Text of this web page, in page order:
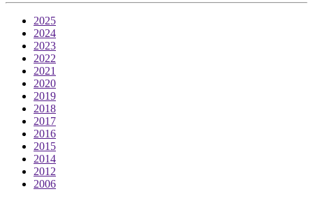
2025
2024
2023
2022
2021
2020
2019
2018
2017
2016
2015
2014
2012
2006